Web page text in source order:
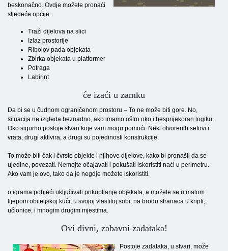
beskonačno. Ovdje možete pronaći
sljedeće opcije:
Traži dijelova na slici
Izlaz prostorije
Ribolov pada objekata
Zbirka objekata u platformer
Potraga
Labirint
će izaći u zamku
Da bi se u čudnom ograničenom prostoru – To ne može biti gore. No,
situacija ne izgleda beznadno, ako imamo oštro oko i besprijekoran logiku.
Oko sigurno postoje stvari koje vam mogu pomoći. Neki otvorenih sefovi i
vrata, drugi aktivira, a drugi su pojedinosti konstrukcije.
To može biti čak i čvrste objekte i njihove dijelove, kako bi pronašli da se
ujedine, povezati. Nemojte očajavati i pokušati iskoristiti naći u perimetru.
Ako vam je ovo, tako da je negdje možete iskoristiti.
o igrama pobjeći uključivati ​​prikupljanje objekata, a možete se u malom
lijepom obiteljskoj kući, u svojoj vlastitoj sobi, na brodu stranaca u kripti,
učionice, i mnogim drugim mjestima.
Ovi divni, zabavni zadataka!
Postoje zadataka, u stvari, može